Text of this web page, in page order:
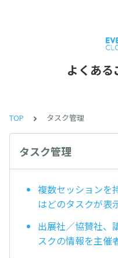
よくある
TOP タスク管理
タスク管理
複数セッションを
はどのタスクが表
出展社／協賛社、
スクの情報を主催